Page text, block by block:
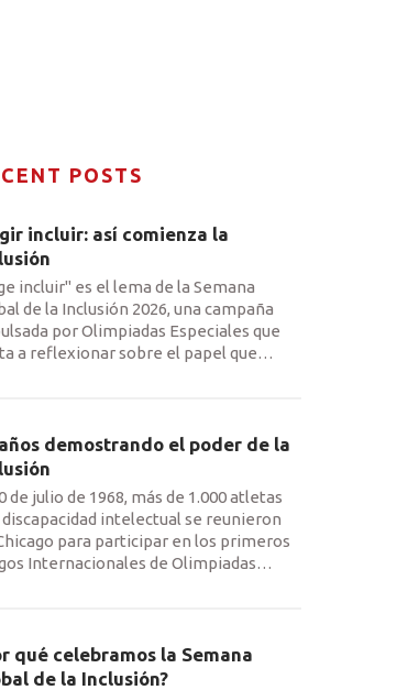
POSTS
incluir: así comienza la
incluir" es el lema de la Semana
de la Inclusión 2026, una campaña
por Olimpiadas Especiales que
a reflexionar sobre el papel que…
demostrando el poder de la
de julio de 1968, más de 1.000 atletas
intelectual se reunieron
para participar en los primeros
Internacionales de Olimpiadas…
qué celebramos la Semana
de la Inclusión?